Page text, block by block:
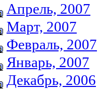
Апрель, 2007
Март, 2007
Февраль, 2007
Январь, 2007
Декабрь, 2006